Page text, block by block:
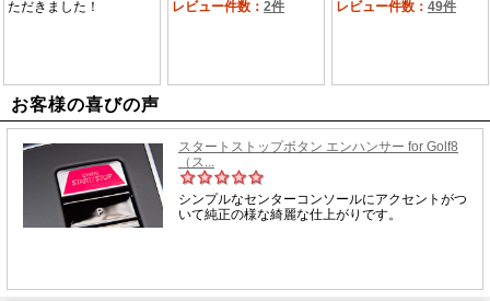
お客様の喜びの声